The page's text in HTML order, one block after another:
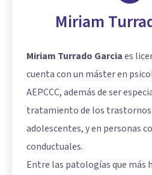
Miriam
Miriam Turrado Garciaes
cuenta con un máster en
AEPCCC, además de ser
tratamiento de los trastornos
adolescentes, y en personas
conductuales.
Entre las patologías que más